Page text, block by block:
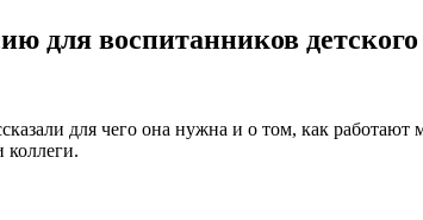
для воспитанников детского
для чего она нужна и о том, как работают
коллеги.